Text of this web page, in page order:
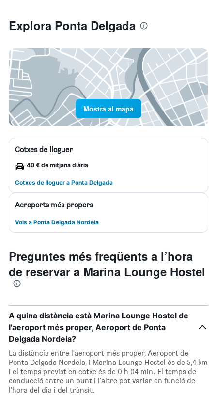
Explora Ponta Delgada
Mostra al mapa
Cotxes de lloguer
40 € de mitjana diària
Cotxes de lloguer a Ponta Delgada
Aeroports més propers
Vols a Ponta Delgada Nordela
Preguntes més freqüents a l’hora
de reservar a Marina Lounge Hostel
A quina distància està Marina Lounge Hostel de
l'aeroport més proper, Aeroport de Ponta
Delgada Nordela?
La distància entre l'aeroport més proper, Aeroport de
Ponta Delgada Nordela, i Marina Lounge Hostel és de 5,4 km
i el temps previst en cotxe és de 0 h 04 min. El temps de
conducció entre un punt i l'altre pot variar en funció de
l'hora del dia i del trànsit.